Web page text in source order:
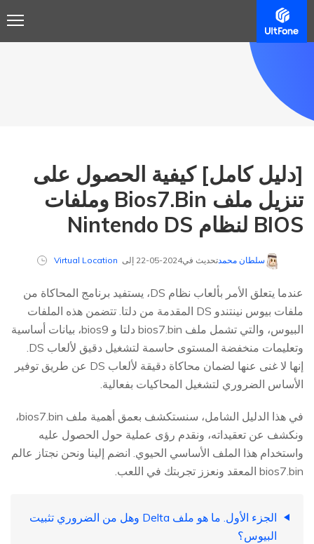
[دليل كامل] كيفية الحصول على
تنزيل ملف Bios7.Bin وملفات
BIOS لنظام Nintendo DS
سلطان محمدتحديث في2024-05-22 إلى Virtual Location
عندما يتعلق الأمر بألعاب نظام DS، يستفيد برنامج المحاكاة من
ملفات بيوس نينتندو DS المقدمة من دلتا. تتضمن هذه الملفات
البيوس، والتي تشمل ملف bios7.bin دلتا و bios9، بيانات أساسية
وتعليمات منخفضة المستوى حاسمة لتشغيل دقيق لألعاب DS.
إنها لا غنى عنها لضمان محاكاة دقيقة لألعاب DS عن طريق توفير
الأساس الضروري لتشغيل المحاكيات بفعالية.
في هذا الدليل الشامل، سنستكشف بعمق أهمية ملف bios7.bin،
ونكشف عن تعقيداته، ونقدم رؤى عملية حول الحصول عليه
واستخدام هذا الملف الأساسي الحيوي. انضم إلينا ونحن نجتاز عالم
bios7.bin المعقد ونعزز تجربتك في اللعب.
الجزء الأول. ما هو ملف Delta وهل من الضروري تثبيت
البيوس؟